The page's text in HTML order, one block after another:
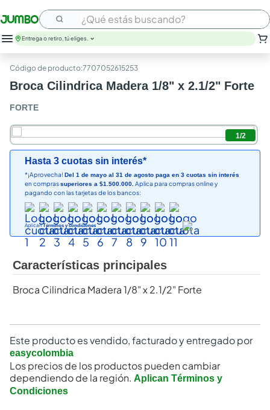
¿Qué estás buscando?
huevos
arroz
papel higienico
queso
nutribela
pollo
cafe
Entrega o retiro, tú eliges.
:7707052615253
Broca Cilindrica Madera 1/8" x 2.1/2" Forte
FORTE
1/2
Hasta 3 cuotas sin interés*
*¡Aprovecha! Del 1 de mayo al 31 de agosto paga en 3 cuotas sin interés
en comprassuperiores a $1.500.000. Aplica para compras online y
pagando con las tarjetas de los bancos:
AplicanTérminos y condiciones
Características principales
Broca Cilindrica Madera 1/8" x 2.1/2" Forte
Este producto es vendido, facturado y entregado por
easycolombia
Los precios de los productos pueden cambiar
dependiendo de la región. Aplican Términos y
Condiciones